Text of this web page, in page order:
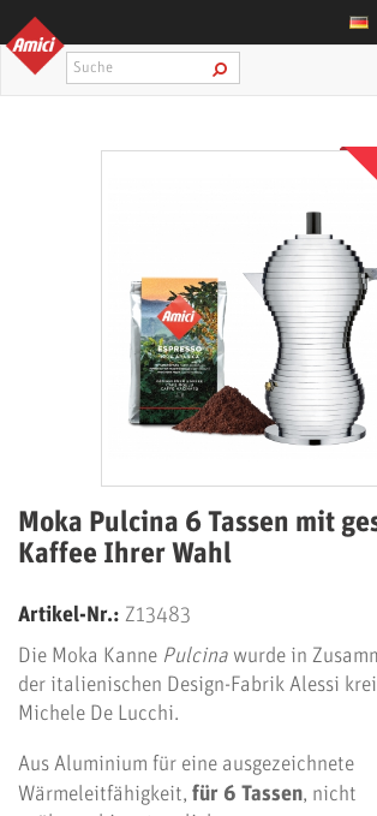
Moka Pulcina 6 Tassen mit
Kaffee Ihrer Wahl
Artikel-Nr.: Z13483
Die Moka Kanne Pulcina wurde in
der italienischen Design-Fabrik Alessi
Michele De Lucchi.
Aus Aluminium für eine ausgezeichnete
Wärmeleitfähigkeit, für 6 Tassen, nicht